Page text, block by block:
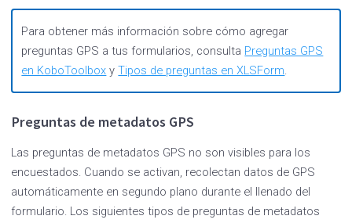
Para obtener más información sobre cómo agregar
preguntas GPS a tus formularios, consulta Preguntas GPS
en KoboToolbox yTipos de preguntas en XLSForm.
Preguntas de metadatos GPS
Las preguntas de metadatos GPS no son visibles para los
encuestados. Cuando se activan, recolectan datos de GPS
automáticamente en segundo plano durante el llenado del
formulario. Los siguientes tipos de preguntas de metadatos